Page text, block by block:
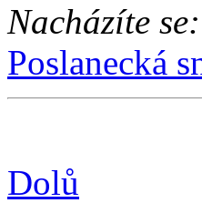
Nacházíte se:
Poslanecká
Dolů